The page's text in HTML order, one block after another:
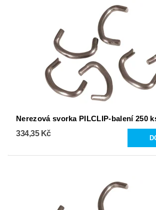
Nerezová svorka PILCLIP-balení 250
334,35 Kč